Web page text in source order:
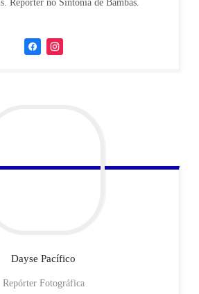
Repórter no Sintonia de Bambas.
Dayse Pacífico
Repórter Fotográfica